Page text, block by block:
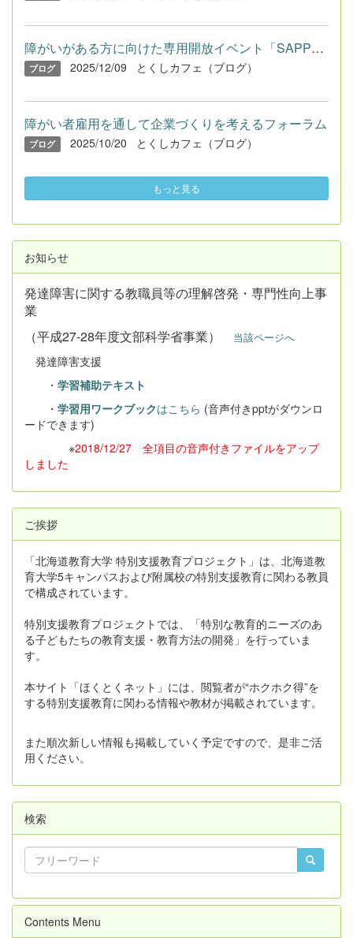
障がいがある方に向けた専用開放イベント「SAPPOROスポーツバリア...
ブログ 2025/12/09 とくしカフェ（ブログ）
障がい者雇用を通して企業づくりを考えるフォーラム
ブログ 2025/10/20 とくしカフェ（ブログ）
もっと見る
お知らせ
発達障害に関する教職員等の理解啓発・専門性向上事
業
（平成27-28年度文部科学省事業） 当該ページへ
発達障害支援
・ 学習補助テキスト
・ 学習用ワークブックはこちら (音声付きpptがダウンロ
ードできます)
※2018/12/27 全項目の音声付きファイルをアップ
しました
ご挨拶
「北海道教育大学 特別支援教育プロジェクト」は、北海道教
育大学5キャンパスおよび附属校の特別支援教育に関わる教員
で構成されています。
特別支援教育プロジェクトでは、「特別な教育的ニーズのあ
る子どもたちの教育支援・教育方法の開発」を行っていま
す。
本サイト「ほくとくネット」には、閲覧者が“ホクホク得”を
する特別支援教育に関わる情報や教材が掲載されています。
また順次新しい情報も掲載していく予定ですので、是非ご活
用ください。
検索
Contents Menu